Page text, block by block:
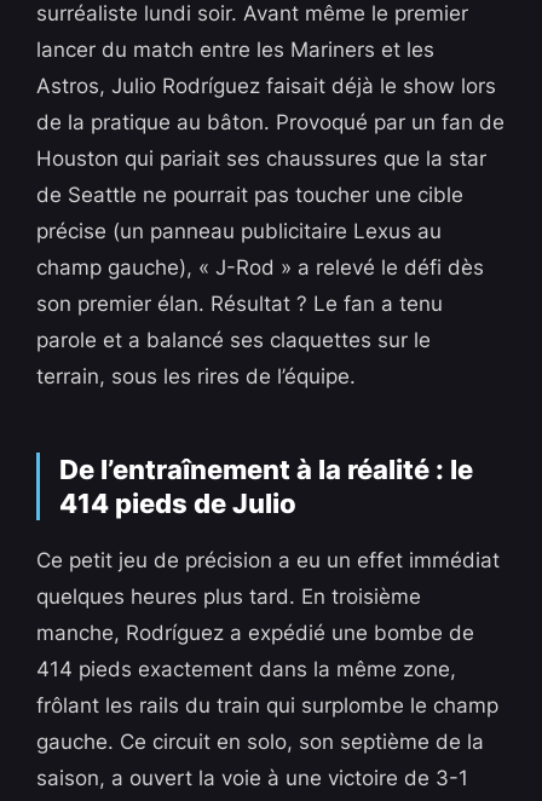
surréaliste lundi soir. Avant même le premier
lancer du match entre les Mariners et les
Astros, Julio Rodríguez faisait déjà le show lors
de la pratique au bâton. Provoqué par un fan de
Houston qui pariait ses chaussures que la star
de Seattle ne pourrait pas toucher une cible
précise (un panneau publicitaire Lexus au
champ gauche), « J-Rod » a relevé le défi dès
son premier élan. Résultat ? Le fan a tenu
parole et a balancé ses claquettes sur le
terrain, sous les rires de l’équipe.
De l’entraînement à la réalité : le
414 pieds de Julio
Ce petit jeu de précision a eu un effet immédiat
quelques heures plus tard. En troisième
manche, Rodríguez a expédié une bombe de
414 pieds exactement dans la même zone,
frôlant les rails du train qui surplombe le champ
gauche. Ce circuit en solo, son septième de la
saison, a ouvert la voie à une victoire de 3-1